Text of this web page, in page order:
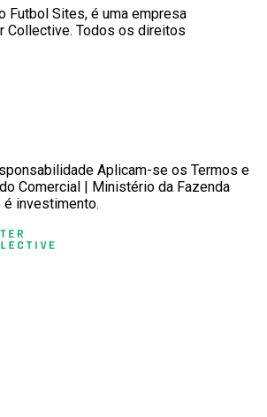
Futbol Sites, é uma empresa
Collective. Todos os direitos
Aplicam-se os Termos e
Comercial | Ministério da Fazenda
é investimento.